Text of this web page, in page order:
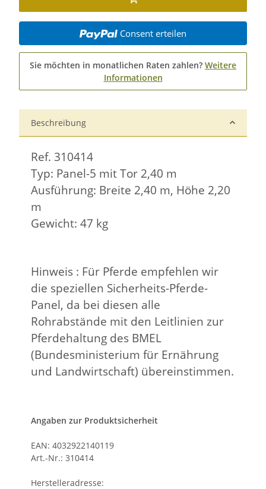
Consent erteilen
Sie möchten in monatlichen Raten zahlen? Weitere
Informationen
Beschreibung
Ref. 310414
Typ: Panel-5 mit Tor 2,40 m
Ausführung: Breite 2,40 m, Höhe 2,20
m
Gewicht: 47 kg
Hinweis : Für Pferde empfehlen wir
die speziellen Sicherheits-Pferde-
Panel, da bei diesen alle
Rohrabstände mit den Leitlinien zur
Pferdehaltung des BMEL
(Bundesministerium für Ernährung
und Landwirtschaft) übereinstimmen.
Angaben zur Produktsicherheit
EAN: 4032922140119
Art.-Nr.: 310414
Herstelleradresse: